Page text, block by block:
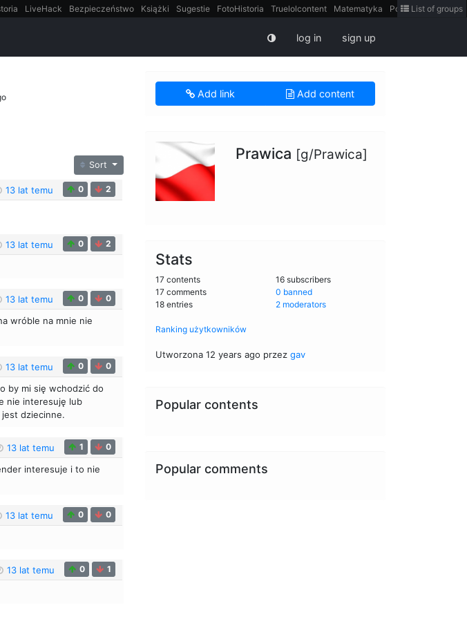
LiveHack Bezpieczeństwo Książki Sugestie FotoHistoria Truelolcontent Matematyka Polska
intern
List of groups
log in sign up
Sort
13 lat temu 0 2
13 lat temu 0 2
13 lat temu 0 0
wróble na mnie nie
13 lat temu 0 0
by mi się wchodzić do
nie interesuję lub
jest dziecinne.
13 lat temu 1 0
interesuje i to nie
13 lat temu 0 0
13 lat temu 0 1
Add link Add content
Prawica [g/Prawica]
Stats
17 contents
17 comments
18 entries
16 subscribers
0 banned
2 moderators
Ranking użytkowników
Utworzona 12 years ago przez gav
Popular contents
Popular comments